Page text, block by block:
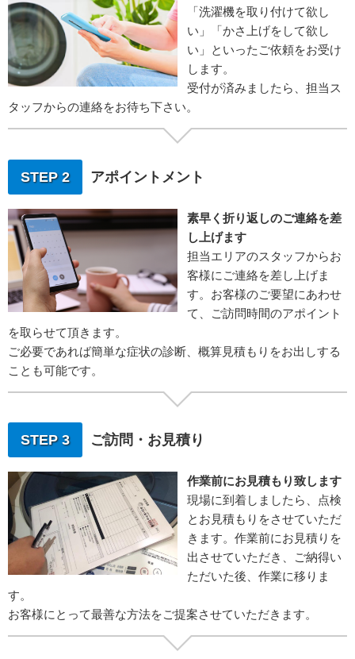
「洗濯機を取り付けて欲し
い」「かさ上げをして欲し
い」といったご依頼をお受け
します。
受付が済みましたら、担当ス
タッフからの連絡をお待ち下さい。
STEP 2 アポイントメント
素早く折り返しのご連絡を差
し上げます
担当エリアのスタッフからお
客様にご連絡を差し上げま
す。お客様のご要望にあわせ
て、ご訪問時間のアポイント
を取らせて頂きます。
ご必要であれば簡単な症状の診断、概算見積もりをお出しする
ことも可能です。
STEP 3 ご訪問・お見積り
作業前にお見積もり致します
現場に到着しましたら、点検
とお見積もりをさせていただ
きます。作業前にお見積りを
出させていただき、ご納得い
ただいた後、作業に移りま
す。
お客様にとって最善な方法をご提案させていただきます。